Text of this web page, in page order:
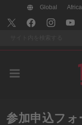
Global Africa
参加申込フ